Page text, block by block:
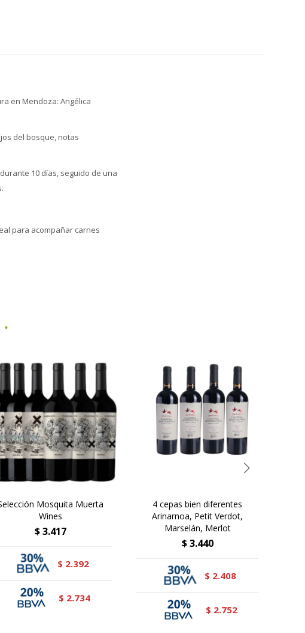
en Mendoza: Angélica
del bosque, notas
10 días, seguido de una
para acompañar carnes
Mosquita Muerta
Wines
$3.417
$ 2.392
$ 2.734
4 cepas bien diferentes
Arinarnoa, Petit Verdot,
Marselán, Merlot
$3.440
$ 2.408
$ 2.752